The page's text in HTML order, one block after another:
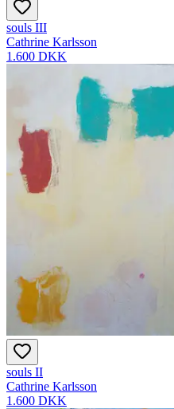
souls III
Cathrine Karlsson
1.600 DKK
souls II
Cathrine Karlsson
1.600 DKK